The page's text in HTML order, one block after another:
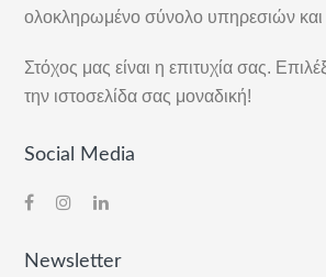
ολοκληρωμένο σύνολο υπηρεσιών
Στόχος μας είναι η επιτυχία σας.
την ιστοσελίδα σας μοναδική!
Social Media
Newsletter